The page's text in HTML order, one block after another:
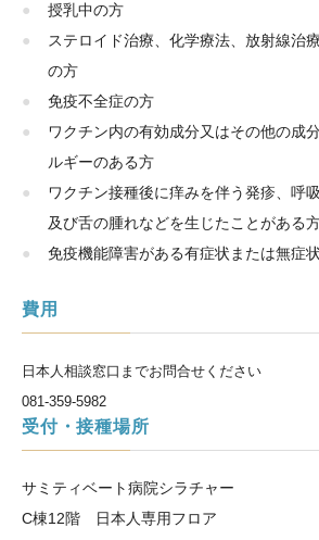
授乳中の方
ステロイド治療、化学療法、放射線治
の方
免疫不全症の方
ワクチン内の有効成分又はその他の成
ルギーのある方
ワクチン接種後に痒みを伴う発疹、呼
及び舌の腫れなどを生じたことがある
免疫機能障害がある有症状または無症
費用
日本人相談窓口までお問合せください
081-359-5982
受付・接種場所
サミティベート病院シラチャー
C棟12階 日本人専用フロア